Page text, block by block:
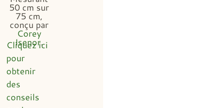
50 cm sur
75 cm,
conçu par
Corey
Isenor.
Cliquez ici
pour
obtenir
des
conseils